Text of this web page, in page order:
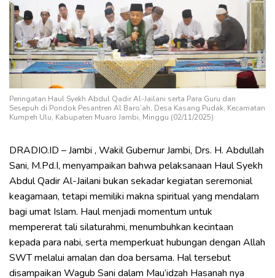
Peringatan Haul Syekh Abdul Qadir Al-Jailani serta Para Guru dan
Sesepuh di Pondok Pesantren Al Baro’ah, Desa Kasang Pudak, Kecamatan
Kumpeh Ulu, Kabupaten Muaro Jambi, Minggu (02/11/2025)
DRADIO.ID – Jambi , Wakil Gubernur Jambi, Drs. H. Abdullah
Sani, M.Pd.I, menyampaikan bahwa pelaksanaan Haul Syekh
Abdul Qadir Al-Jailani bukan sekadar kegiatan seremonial
keagamaan, tetapi memiliki makna spiritual yang mendalam
bagi umat Islam. Haul menjadi momentum untuk
mempererat tali silaturahmi, menumbuhkan kecintaan
kepada para nabi, serta memperkuat hubungan dengan Allah
SWT melalui amalan dan doa bersama. Hal tersebut
disampaikan Wagub Sani dalam Mau’idzah Hasanah nya